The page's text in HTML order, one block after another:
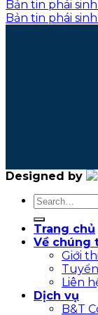
Bản tin phái
Bản tin phái
Designed by
Trang chủ
Về chúng
Giới
Liên
Dịch vụ
B&T